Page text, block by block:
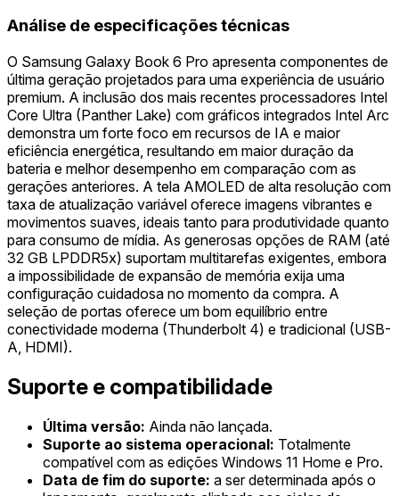
Análise de especificações técnicas
O Samsung Galaxy Book 6 Pro apresenta componentes de
última geração projetados para uma experiência de usuário
premium. A inclusão dos mais recentes processadores Intel
Core Ultra (Panther Lake) com gráficos integrados Intel Arc
demonstra um forte foco em recursos de IA e maior
eficiência energética, resultando em maior duração da
bateria e melhor desempenho em comparação com as
gerações anteriores. A tela AMOLED de alta resolução com
taxa de atualização variável oferece imagens vibrantes e
movimentos suaves, ideais tanto para produtividade quanto
para consumo de mídia. As generosas opções de RAM (até
32 GB LPDDR5x) suportam multitarefas exigentes, embora
a impossibilidade de expansão de memória exija uma
configuração cuidadosa no momento da compra. A
seleção de portas oferece um bom equilíbrio entre
conectividade moderna (Thunderbolt 4) e tradicional (USB-
A, HDMI).
Suporte e compatibilidade
Última versão: Ainda não lançada.
Suporte ao sistema operacional: Totalmente
compatível com as edições Windows 11 Home e Pro.
Data de fim do suporte: a ser determinada após o